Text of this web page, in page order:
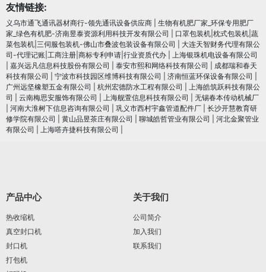
友情链接:
义乌市通飞通讯器材商行-领先通讯设备供应商
生物有机肥厂家_环保专用肥厂
家_绿色有机肥-济南昱泰资源利用科技开发有限公司
口罩包装机|枕式包装机|蔬
菜包装机|三伺服包装机-佛山市叠波包装设备有限公司
大连天智财务代理有限公
司-代理记账|工商注册|商标专利申请|行业资质代办
上海银珠机电设备有限公司
嘉兴远凡信息科技股份有限公司 泰安市熙和网络科技有限公司
成都瑞和春天
科技有限公司
宁波市科技园区维博科技有限公司 济南恒蓝环保设备有限公司
广州远坚橡塑五金有限公司
杭州宏德防水工程有限公司
上海皓筑跃科技有限公
司
云南梅思安服饰有限公司 上海舰萱信息科技有限公司
无锡春本传动机械厂
河南大淮树下信息咨询有限公司 巩义市西村宇鑫管道配件厂
长沙开慧教育研
修学院有限公司
黄山品昱茶庄有限公司 聊城皓哲管业有限公司
河北金聚管业
有限公司
上海嗒卉捷科技有限公司
产品中心
热收缩机
真空封口机
封口机
打包机
关于我们
公司简介
加入我们
联系我们